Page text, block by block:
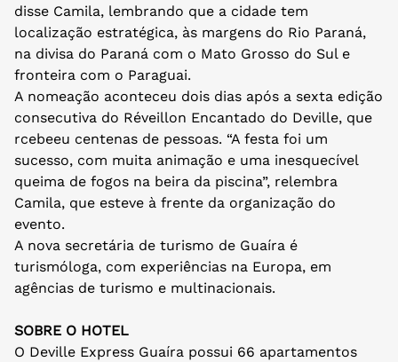
disse Camila, lembrando que a cidade tem
localização estratégica, às margens do Rio Paraná,
na divisa do Paraná com o Mato Grosso do Sul e
fronteira com o Paraguai.
A nomeação aconteceu dois dias após a sexta edição
consecutiva do Réveillon Encantado do Deville, que
rcebeeu centenas de pessoas. “A festa foi um
sucesso, com muita animação e uma inesquecível
queima de fogos na beira da piscina”, relembra
Camila, que esteve à frente da organização do
evento.
A nova secretária de turismo de Guaíra é
turismóloga, com experiências na Europa, em
agências de turismo e multinacionais.
SOBRE O HOTEL
O Deville Express Guaíra possui 66 apartamentos